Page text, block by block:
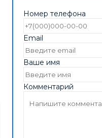
Номер телефона
Email
Ваше имя
Комментарий